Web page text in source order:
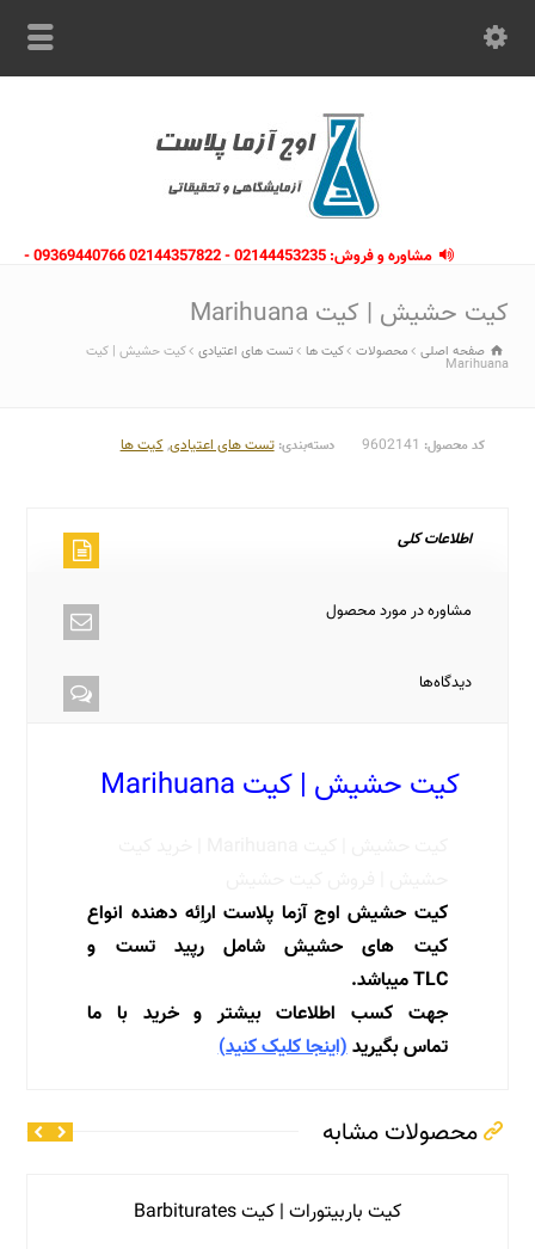
مشاوره و فروش: 02144453235 - 02144357822 09369440766 -
کیت حشیش | کیت Marihuana
صفحه اصلی محصولات کیت ها تست های اعتیادی کیت حشیش | کیت
Marihuana
کد محصول: دسته‌بندی: تست های اعتیادی,کیت ها
اطلاعات کلی
مشاوره در مورد محصول
دیدگاه‌ها
کیت حشیش | کیت Marihuana
کیت حشیش اوج آزما پلاست اراِئه دهنده انواع
کیت های حشیش شامل رپید تست و
TLC میباشد.
جهت کسب اطلاعات بیشتر و خرید با ما
تماس بگیرید(اینجا کلیک کنید)
محصولات مشابه
کیت باربیتورات | کیت Barbiturates